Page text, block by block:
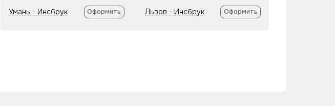
Умань - Инсбрук Оформить Львов - Инсбрук Оформить